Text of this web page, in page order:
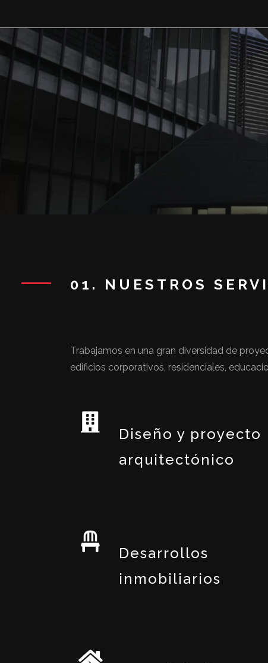
01. NUESTROS
Trabajamos en una gran diversidad de
edificios corporativos, residenciales,
Diseño y proyecto
arquitectónico
Desarrollos
inmobiliarios